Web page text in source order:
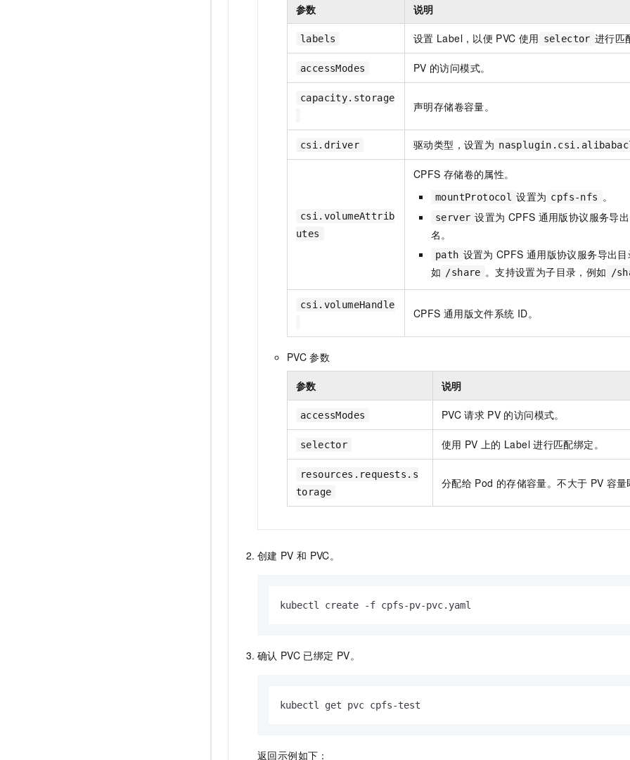
参数 说明
labels 设置 Label，以便 PVC 使用 selector 进行匹
accessModes PV 的访问模式。
capacity.storage
声明存储卷容量。
csi.driver 驱动类型，设置为
csi.volumeAttrib
utes
CPFS 存储卷的属性。
mountProtocol 设置为 cpfs-nfs 。
server 设置为 CPFS 通用版协议服务导
名。
path 设置为 CPFS 通用版协议服务导出
如 /share 。支持设置为子目录，例如 /
csi.volumeHandle
CPFS 通用版文件系统 ID。
PVC 参数
参数 说明
accessModes PVC 请求 PV 的访问模式。
selector 使用 PV 上的 Label 进行匹配绑定。
resources.requests.s
torage
分配给 Pod 的存储容量。不大于 PV 容量
创建 PV 和 PVC。
kubectl create -f cpfs-pv-pvc.yaml
确认 PVC 已绑定 PV。
kubectl get pvc cpfs-test
返回示例如下：